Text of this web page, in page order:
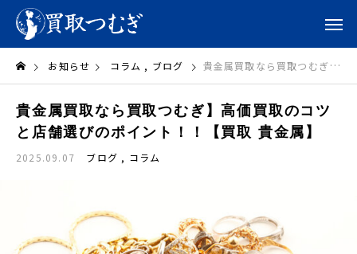
お知らせ コラム ブログ 貴金属買取なら買取つむぎ】高価買取のコツと店舗選びのポイント！！【買取 貴金属】
貴金属買取なら買取つむぎ】高価買取のコツ
と店舗選びのポイント！！【買取 貴金属】
2025.09.07 ブログ コラム